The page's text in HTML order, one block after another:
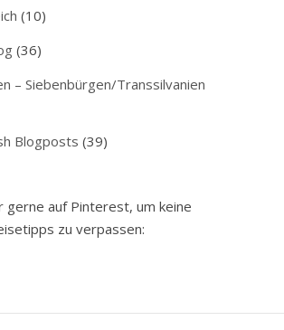
(10)
(36)
– Siebenbürgen/Transsilvanien
Blogposts (39)
gerne auf Pinterest, um keine
zu verpassen: